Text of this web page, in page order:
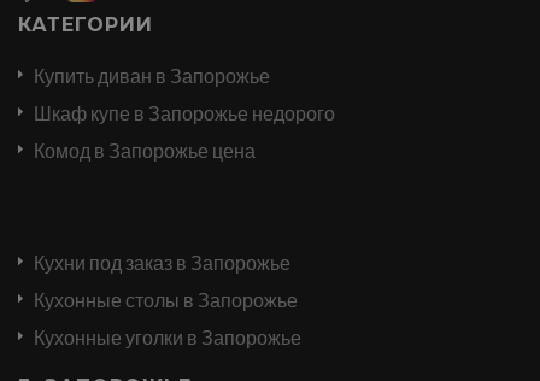
КАТЕГОРИИ
Купить диван в Запорожье
Шкаф купе в Запорожье недорого
Комод в Запорожье цена
Кухни под заказ в Запорожье
Кухонные столы в Запорожье
Кухонные уголки в Запорожье